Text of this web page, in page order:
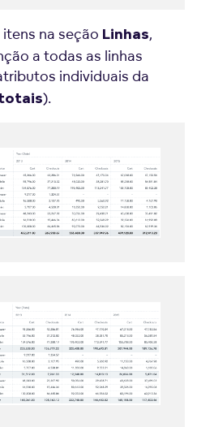
na seção Linhas,
a todas as linhas
individuais da
).